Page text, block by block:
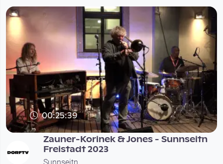
00:25:39
Zauner-Korinek & Jones - Sunnseitn
Freistadt 2023